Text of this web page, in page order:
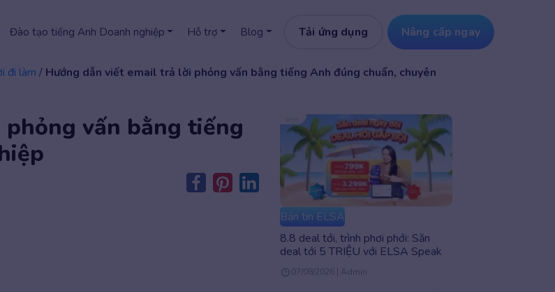
Đào tạo tiếng Anh Doanh nghiệp Hỗ trợ Blog Tải ứng dụng Nâng cấp ngay
đi làm / Hướng dẫn viết email trả lời phỏng vấn bằng tiếng Anh đúng chuẩn, chuyên
vấn bằng tiếng
Bản tin ELSA
8.8 deal tới, trình phơi phới: Săn
deal tới 5 TRIỆU với ELSA Speak
07/08/2026 | Admin